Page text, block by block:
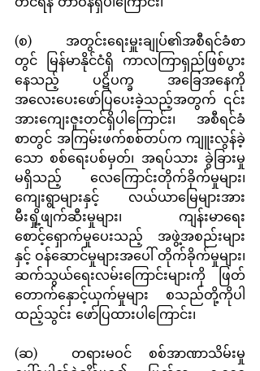
(စ)    အတွင်းရေးမှူးချုပ်၏အစီရင်ခံစာ
တွင် မြန်မာနိုင်ငံရှိ ကာလကြာရှည်ဖြစ်ပွား
နေသည့် ပဋိပက္ခ အခြေအနေကို
အလေးပေးဖော်ပြပေးခဲ့သည့်အတွက် ၎င်း
အားကျေးဇူးတင်ရှိပါကြောင်း၊ အစီရင်ခံ
စာတွင် အကြမ်းဖက်စစ်တပ်က ကျူးလွန်ခဲ့
သော စစ်ရေးပစ်မှတ်၊ အရပ်သား ခွဲခြားမှု
မရှိသည့် လေကြောင်းတိုက်ခိုက်မှုများ၊
ကျေးရွာများနှင့် လယ်ယာမြေများအား
မီးရှို့ဖျက်ဆီးမှုများ၊ ကျန်းမာရေး
စောင့်ရှောက်မှုပေးသည့် အဖွဲ့အစည်းများ
နှင့် ဝန်ဆောင်မှုများအပေါ် တိုက်ခိုက်မှုများ၊
ဆက်သွယ်ရေးလမ်းကြောင်းများကို ဖြတ်
တောက်နှောင့်ယှက်မှုများ စသည်တို့ကိုပါ
ထည့်သွင်း ဖော်ပြထားပါကြောင်း၊
(ဆ)  တရားမဝင် စစ်အာဏာသိမ်းမှု